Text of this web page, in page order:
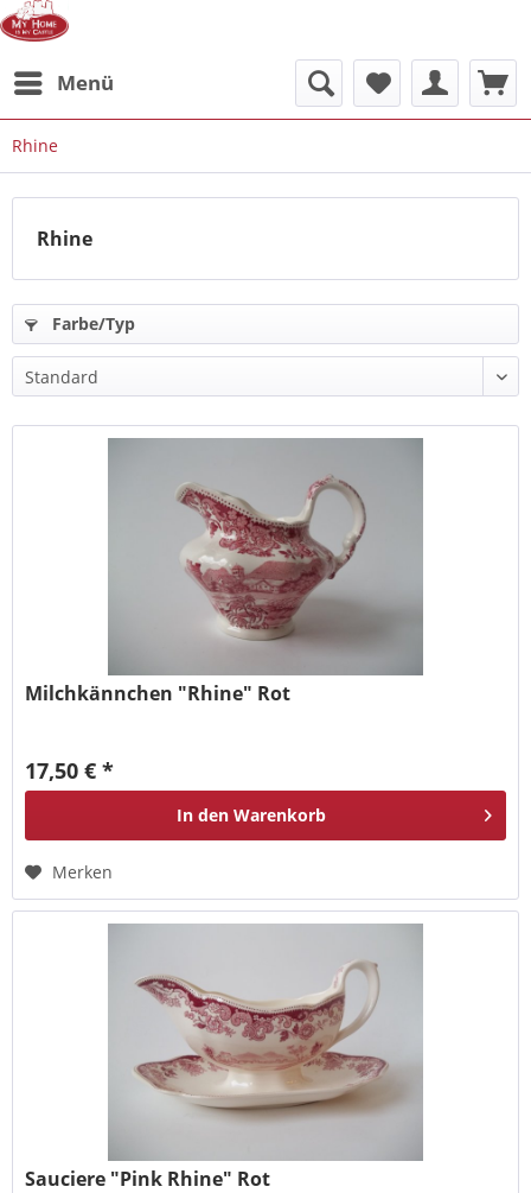
Menü
Rhine
Rhine
Farbe/Typ
Milchkännchen "Rhine" Rot
17,50 € *
In den Warenkorb
Merken
Sauciere "Pink Rhine" Rot